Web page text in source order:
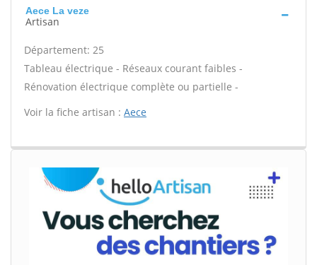
Aece La veze
Artisan
Département: 25
Tableau électrique - Réseaux courant faibles -
Rénovation électrique complète ou partielle -
Voir la fiche artisan : Aece